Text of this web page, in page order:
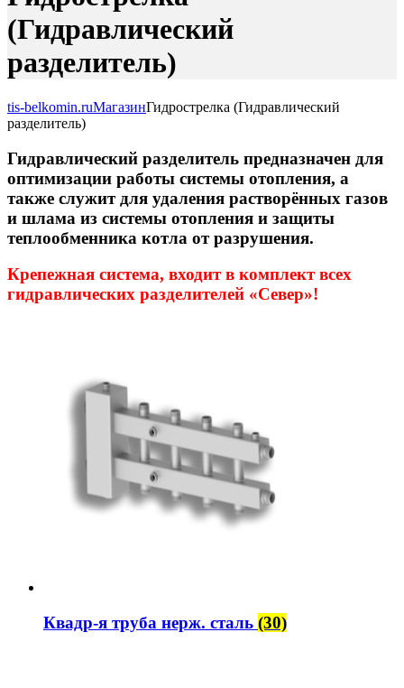
(Гидравлический
разделитель)
tis-belkomin.ruМагазинГидрострелка (Гидравлический
разделитель)
Гидравлический разделитель предназначен для
оптимизации работы системы отопления, а
также служит для удаления растворённых газов
и шлама из системы отопления и защиты
теплообменника котла от разрушения.
Крепежная система, входит в комплект всех
гидравлических разделителей «Север»!
Квадр-я труба нерж. сталь (30)